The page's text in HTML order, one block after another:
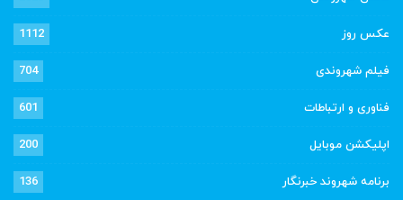
عکس روز 1112
فیلم شهروندی 704
فناوری و ارتباطات 601
اپلیکشن موبایل 200
برنامه شهروند خبرنگار 136